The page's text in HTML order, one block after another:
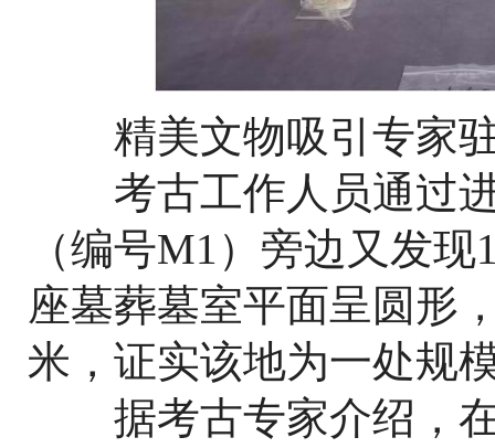
精美文物吸引专家
考古工作人员通过进
（编号M1）旁边又发
座墓葬墓室平面呈圆形
米，证实该地为一处规
据考古专家介绍，在